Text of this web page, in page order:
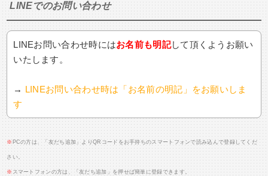
LINEでのお問い合わせ
LINEお問い合わせ時にはお名前も明記して頂くようお願い
いたします。
→ LINEお問い合わせ時は「お名前の明記」をお願いしま
す
※ PCの方は、「友だち追加」よりQRコードをお手持ちのスマートフォンで読み込んで登録してくだ
さい。
※ スマートフォンの方は、「友だち追加」を押せば簡単に登録できます。